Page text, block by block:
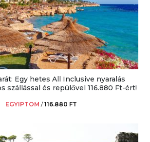
Egy hetes All Inclusive nyaralás
szállással és repülővel 116.880 Ft-ért!
EGYIPTOM /116.880 FT